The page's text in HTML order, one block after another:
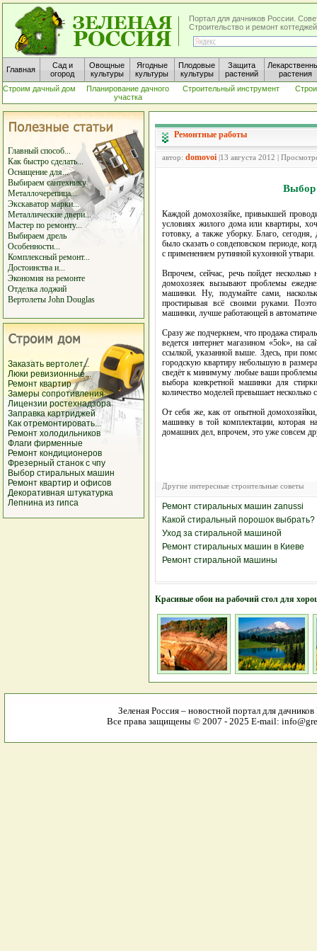
Портал для дачников России.
Строительство и ремонт
Главная
Сад и
огород
Овощные
культуры
Ягодные
культуры
Плодовые
культуры
Защита
растений
растения
Строим дачный дом
Планирование дачного
участка
Строительный инструмент
Главный способ...
Как быстро сделать...
Оснащение для...
Выбираем сантехнику
Металлочерепица...
Экскаватор марки...
Металлические двери...
Мастер по ремонту...
Выбираем дрель
Особенности...
Комплексный ремонт...
Достоинства и...
Экономия на ремонте
Отделка лоджий
Вертолеты John Douglas
Заказать вертолет...
Люки ревизионные...
Ремонт квартир
Замеры сопротивления...
Лицензии ростехнадзора
Заправка картриджей
Как отремонтировать...
Ремонт холодильников
Флаги фирменные
Ремонт кондиционеров
Фрезерный станок с чпу
Выбор стиральных машин
Ремонт квартир и офисов
Декоративная штукатурка
Лепнина из гипса
Ремонтные работы
автор: domovoi |13 августа 2012 |
Каждой домохозяйке, привыкшей
условиях жилого дома или квартиры,
готовку, а также уборку. Благо,
было сказать о совдеповском периоде,
с применением рутинной кухонной утвари.
Впрочем, сейчас, речь пойдет
домохозяек вызывают проблемы
машинки. Ну, подумайте сами,
простирывая всё своими руками.
машинки, лучше работающей в
Сразу же подчеркнем, что продажа
ведется интернет магазином «5ok», на
ссылкой, указанной выше. Здесь, при
городскую квартиру небольшую в
сведёт к минимуму любые ваши
выбора конкретной машинки для
количество моделей превышает несколько
От себя же, как от опытной
машинку в той комплектации, которая
домашних дел, впрочем, это уже совсем
Другие интересные строительные советы
Ремонт стиральных машин zanussi
Какой стиральный порошок выбрать?
Уход за стиральной машиной
Ремонт стиральных машин в Киеве
Ремонт стиральной машины
Красивые обои на рабочий стол для
Зеленая Россия – новостной портал для
Все права защищены © 2007 - 2025 E-mail: